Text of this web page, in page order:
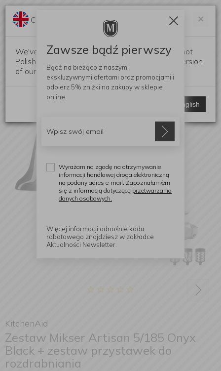
KitchenAid
Zestaw Mikser Artisan 5/185 Onyx
Black + zestaw przystawek do
rozdrabniania
×
Change language?
We've detected that your browser language is not
Polish. Would you like to switch to the English version
of our website?
Switch to English
Zawsze bądź pierwszy
Bądź na bieżąco z naszymi
ekskluzywnymi ofertami oraz promocjami i
odbierz 5% zniżki na zakupy w sklepie
online.
Wyrażam na zgodę na otrzymywanie
informacji handlowej droga elektroniczną
na podany adres e-mail. Zapoznałam/em
się z informacją dotyczącą przetwarzania
danych osobowych.
Więcej informacji odnośnie kodu
rabatowego znajdziesz w zakładce
Aktualności Newsletter.